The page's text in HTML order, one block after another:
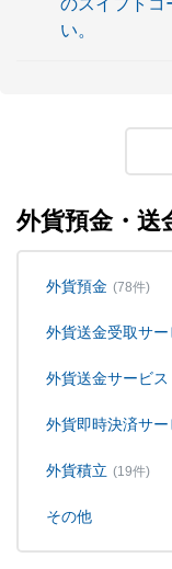
のスイフトコ
い。
外貨預金・送
外貨預金 (78件)
外貨送金受取サー
外貨送金サービス
外貨即時決済サー
外貨積立 (19件)
その他